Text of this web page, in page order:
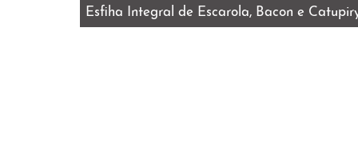
Esfiha Integral de Escarola, Bacon e